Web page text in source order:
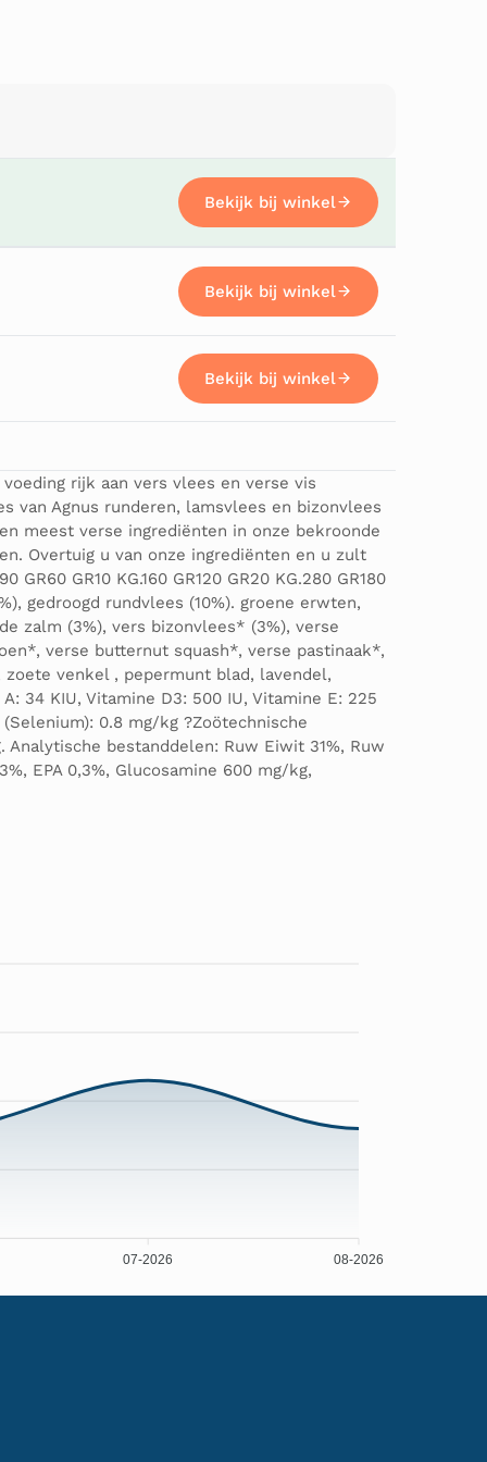
Bekijk bij winkel
Bekijk bij winkel
Bekijk bij winkel
rijk aan vers vlees en verse vis
van Agnus runderen, lamsvlees en bizonvlees
meest verse ingrediënten in onze bekroonde
Overtuig u van onze ingrediënten en u zult
GR10 KG.160 GR120 GR20 KG.280 GR180
gedroogd rundvlees (10%). groene erwten,
zalm (3%), vers bizonvlees* (3%), verse
verse butternut squash*, verse pastinaak*,
venkel , pepermunt blad, lavendel,
34 KIU, Vitamine D3: 500 IU, Vitamine E: 225
0.8 mg/kg ?Zoötechnische
Analytische bestanddelen: Ruw Eiwit 31%, Ruw
EPA 0,3%, Glucosamine 600 mg/kg,
07-2026 08-2026